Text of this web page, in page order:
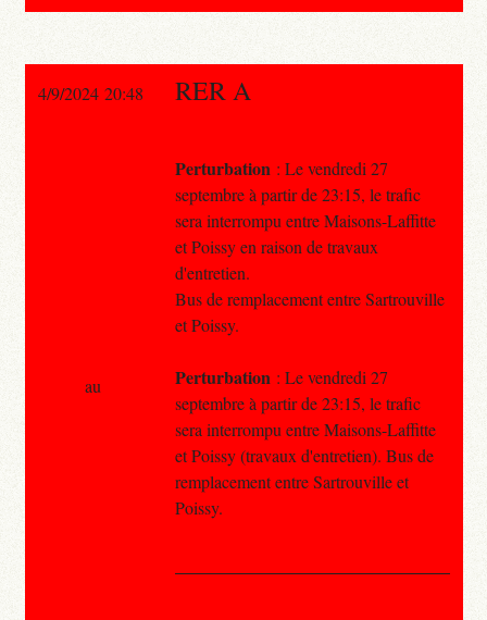
4/9/2024 20:48 RER A
Perturbation : Le vendredi 27
septembre à partir de 23:15, le trafic
sera interrompu entre Maisons-Laffitte
et Poissy en raison de travaux
d'entretien.
Bus de remplacement entre Sartrouville
et Poissy.
Perturbation : Le vendredi 27
septembre à partir de 23:15, le trafic
sera interrompu entre Maisons-Laffitte
et Poissy (travaux d'entretien). Bus de
remplacement entre Sartrouville et
Poissy.
au